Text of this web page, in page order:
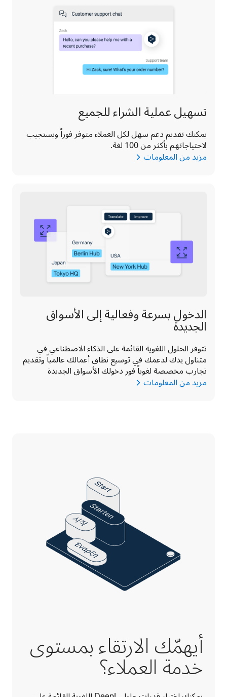
تسهيل عملية الشراء للجميع
لاحتياجاتهم بأكثر من 100 لغة.
مزيد من المعلومات
الدخول بسرعة وفعالية إلى الأسواق
الجديدة
تجارب مخصصة لغوياً فور دخولك الأسواق الجديدة
مزيد من المعلومات
أيهمّك الارتقاء بمستوى
خدمة العملاء؟